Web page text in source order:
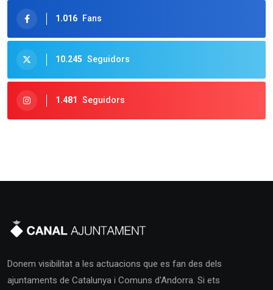
1.016 Fans
10.245 Seguidors
1.481 Seguidors
Donem visibilitat a les actuacions que es fan des dels
ajuntaments de Catalunya i Comuns d'Andorra. Si ets